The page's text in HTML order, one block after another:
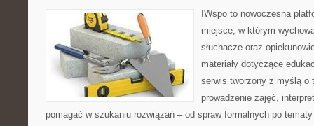
IWspo to nowoczesna
miejsce, w którym
słuchacze oraz
materiały dotyczące
serwis tworzony z myślą o
prowadzenie zajęć,
pomagać w szukaniu rozwiązań – od spraw formalnych po